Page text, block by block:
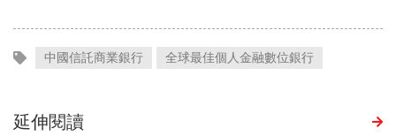
中國信託商業銀行 全球最佳個人金融數位銀行
延伸閱讀